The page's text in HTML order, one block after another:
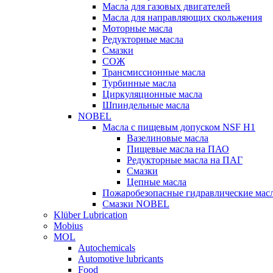
Масла для газовых двигателей
Масла для направляющих скольжения
Моторные масла
Редукторные масла
Смазки
СОЖ
Трансмиссионные масла
Турбинные масла
Циркуляционные масла
Шпиндельные масла
NOBEL
Масла с пищевым допуском NSF H1
Вазелиновые масла
Пищевые масла на ПАО
Редукторные масла на ПАГ
Смазки
Цепные масла
Пожаробезопасные гидравлические
Смазки NOBEL
Klüber Lubrication
Mobius
MOL
Autochemicals
Automotive lubricants
Food